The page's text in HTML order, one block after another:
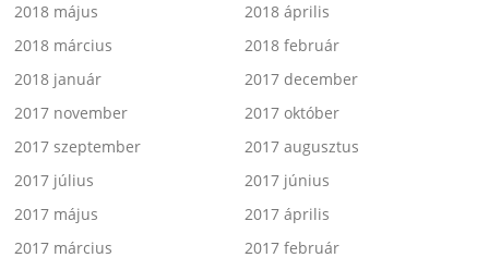
2018 május
2018 április
2018 március
2018 február
2018 január
2017 december
2017 november
2017 október
2017 szeptember
2017 augusztus
2017 július
2017 június
2017 május
2017 április
2017 március
2017 február